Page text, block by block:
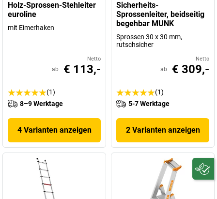
Holz-Sprossen-Stehleiter
euroline
mit Eimerhaken
Netto
ab € 113,-
(1)
8–9 Werktage
4 Varianten anzeigen
Sicherheits-
Sprossenleiter, beidseitig
begehbar MUNK
Sprossen 30 x 30 mm,
rutschsicher
Netto
ab € 309,-
(1)
5-7 Werktage
2 Varianten anzeigen